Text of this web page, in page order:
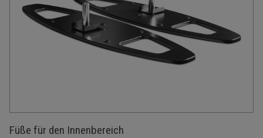
Füße für den Innenbereich